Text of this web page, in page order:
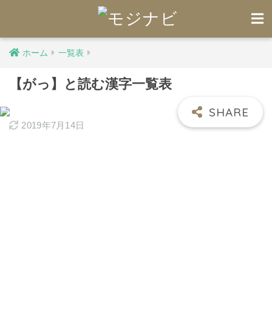
ホーム 一覧表
【がっ】と読む漢字一覧表
2019年7月14日